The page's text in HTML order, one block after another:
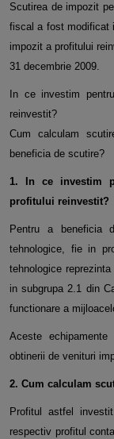
Scutirea de impozit
fiscal a fost modificat
impozit a profitului
31 decembrie 2009.
In ce investim
reinvestit?
Cum calculam
beneficia de scutire?
1. In ce investim
profitului reinvestit?
Pentru a beneficia
tehnologice, fie in
tehnologice
in subgrupa2.1 din
functionare a
Aceste
obtinerii de venituri
2. Cum calculam
Profitul astfel
respectiv profitul